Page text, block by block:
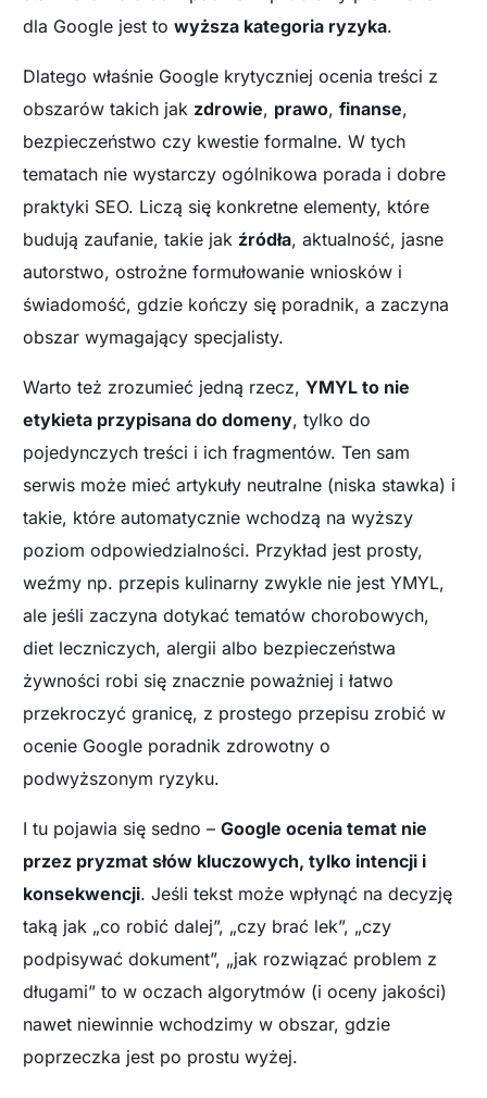
dla Google jest towyższa kategoria ryzyka.
Dlatego właśnie Google krytyczniej ocenia treści z
obszarów takich jak zdrowie, prawo,finanse,
bezpieczeństwo czy kwestie formalne. W tych
tematach nie wystarczy ogólnikowa porada i dobre
praktyki SEO. Liczą się konkretne elementy, które
budują zaufanie, takie jak źródła, aktualność, jasne
autorstwo, ostrożne formułowanie wniosków i
świadomość, gdzie kończy się poradnik, a zaczyna
obszar wymagający specjalisty.
Warto też zrozumieć jedną rzecz,YMYL to nie
etykieta przypisana do domeny, tylko do
pojedynczych treści i ich fragmentów. Ten sam
serwis może mieć artykuły neutralne (niska stawka) i
takie, które automatycznie wchodzą na wyższy
poziom odpowiedzialności. Przykład jest prosty,
weźmy np. przepis kulinarny zwykle nie jest YMYL,
ale jeśli zaczyna dotykać tematów chorobowych,
diet leczniczych, alergii albo bezpieczeństwa
żywności robi się znacznie poważniej i łatwo
przekroczyć granicę, z prostego przepisu zrobić w
ocenie Google poradnik zdrowotny o
podwyższonym ryzyku.
I tu pojawia się sedno –Google ocenia temat nie
przez pryzmat słów kluczowych, tylko intencji i
konsekwencji. Jeśli tekst może wpłynąć na decyzję
taką jak „co robić dalej”, „czy brać lek”, „czy
podpisywać dokument”, „jak rozwiązać problem z
długami” to w oczach algorytmów (i oceny jakości)
nawet niewinnie wchodzimy w obszar, gdzie
poprzeczka jest po prostu wyżej.